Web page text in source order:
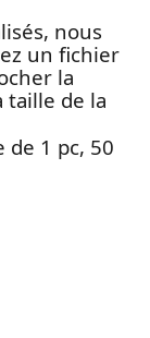
nous
un fichier
la
taille de la
1 pc, 50